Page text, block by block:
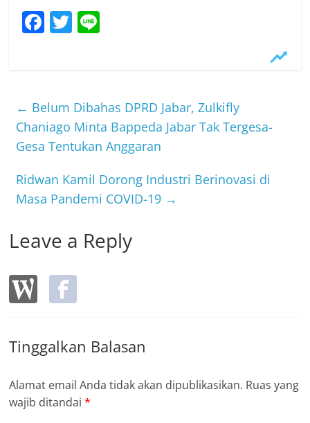
F
b
o
o
k
T
← Belum Dibahas DPRD Jabar, Zulkifly
Chaniago Minta Bappeda Jabar Tak Tergesa-
Gesa Tentukan Anggaran
Ridwan Kamil Dorong Industri Berinovasi di
Masa Pandemi COVID-19 →
Leave a Reply
Tinggalkan Balasan
Alamat email Anda tidak akan dipublikasikan. Ruas yang
wajib ditandai*